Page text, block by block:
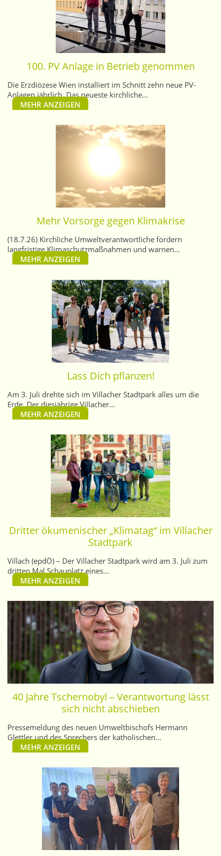
100. PV Anlage in Betrieb genommen
Die Erzdiözese Wien installiert im Schnitt zehn neue PV-
Anlagen jährlich. Das neueste kirchliche...
MEHR ANZEIGEN
Mehr Vorsorge gegen Klimakrise
(18.7.26) Kirchliche Umweltverantwortliche fordern
langfristige Klimaschutzmaßnahmen und warnen...
MEHR ANZEIGEN
Lass Dich pflanzen!
Am 3. Juli drehte sich im Villacher Stadtpark alles um die
Erde. Der diesjährige Villacher...
MEHR ANZEIGEN
Dritter ökumenischer „Klimatag“ im Villacher
Stadtpark
Villach (epdÖ) – Der Villacher Stadtpark wird am 3. Juli zum
dritten Mal Schauplatz eines...
MEHR ANZEIGEN
40 Jahre Tschernobyl – Verantwortung lässt
sich nicht abschieben
Pressemeldung des neuen Umweltbischofs Hermann
Glettler und des Sprechers der katholischen...
MEHR ANZEIGEN